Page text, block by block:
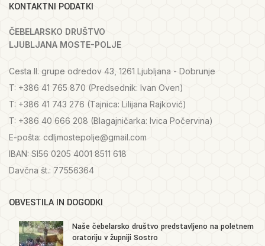
KONTAKTNI PODATKI
ČEBELARSKO DRUŠTVO
LJUBLJANA MOSTE-POLJE
Cesta II. grupe odredov 43, 1261 Ljubljana - Dobrunje
T: +386 41 765 870 (Predsednik: Ivan Oven)
T: +386 41 743 276 (Tajnica: Lilijana Rajković)
T: +386 40 666 208 (Blagajničarka: Ivica Počervina)
E-pošta: cdljmostepolje@gmail.com
IBAN: SI56 0205 4001 8511 618
Davčna št.: 77556364
OBVESTILA IN DOGODKI
Naše čebelarsko društvo predstavljeno na poletnem
oratoriju v župniji Sostro